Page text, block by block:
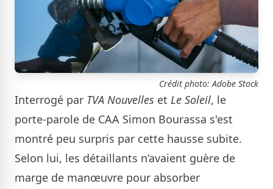
Crédit photo: Adobe Stock
Interrogé par TVA Nouvelles et Le Soleil, le
porte-parole de CAA Simon Bourassa s'est
montré peu surpris par cette hausse subite.
Selon lui, les détaillants n’avaient guère de
marge de manœuvre pour absorber